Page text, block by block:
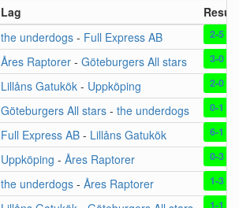
Lag
the underdogs - Full Express AB 2-5
Åres Raptorer - Göteburgers All stars 3-0
Lillåns Gatukök - Uppköping 2-0
Göteburgers All stars - the underdogs 0-1
Full Express AB - Lillåns Gatukök 6-1
Uppköping - Åres Raptorer 0-3
the underdogs - Åres Raptorer 1-3
1-1